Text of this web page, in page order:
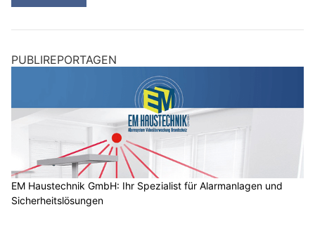
PUBLIREPORTAGEN
EM Haustechnik GmbH: Ihr Spezialist für Alarmanlagen und
Sicherheitslösungen